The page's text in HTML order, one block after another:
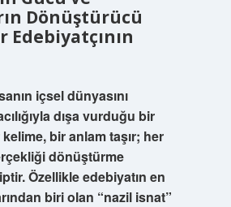
Dönüştürücü
Edebiyatçının
içsel dünyasını
dışa vurduğu bir
kelime, bir anlam taşır; her
dönüştürme
Özellikle edebiyatın en
biri olan “nazil isnat”